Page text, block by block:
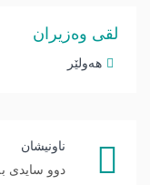
لقی وەزیران
هه‌ولێر
ناونیشان
دوو سایدی